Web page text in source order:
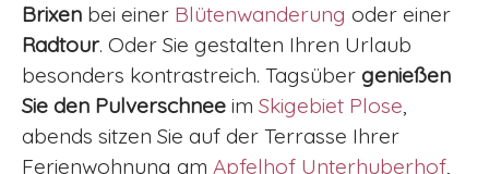
Brixen bei einer Blütenwanderung oder einer
Radtour. Oder Sie gestalten Ihren Urlaub
besonders kontrastreich. Tagsüber genießen
Sie den Pulverschnee im Skigebiet Plose,
abends sitzen Sie auf der Terrasse Ihrer
Ferienwohnung am Apfelhof Unterhuberhof,